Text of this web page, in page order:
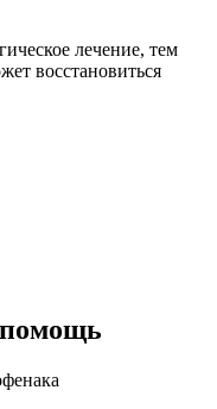
лечение, тем
восстановиться
помощь